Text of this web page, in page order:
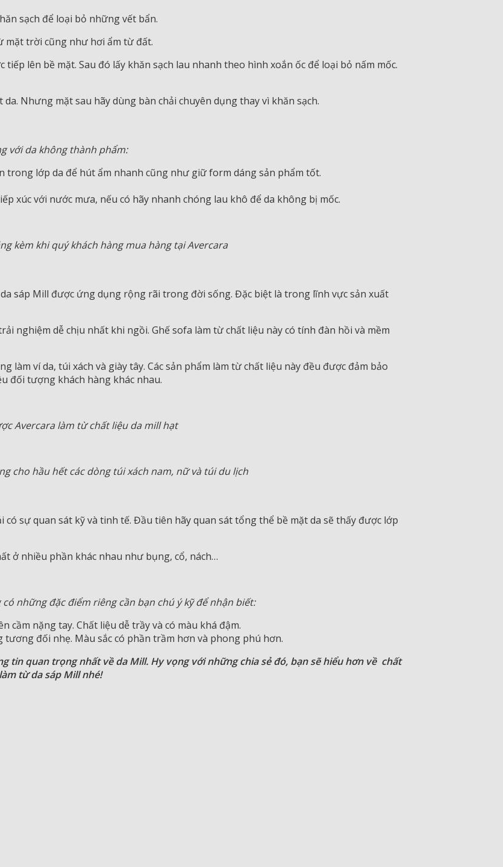
sạch để loại bỏ những vết bẩn.
mặt trời cũng như hơi ẩm từ đất.
lên bề mặt. Sau đó lấy khăn sạch lau nhanh theo hình xoắn ốc để loại bỏ nấm mốc.
Nhưng mặt sau hãy dùng bàn chải chuyên dụng thay vì khăn sạch.
với da không thành phẩm:
trong lớp da để hút ẩm nhanh cũng như giữ form dáng sản phẩm tốt.
xúc với nước mưa, nếu có hãy nhanh chóng lau khô để da không bị mốc.
kèm khi quý khách hàng mua hàng tại Avercara
sáp Mill được ứng dụng rộng rãi trong đời sống. Đặc biệt là trong lĩnh vực sản xuất
nghiệm dễ chịu nhất khi ngồi. Ghế sofa làm từ chất liệu này có tính đàn hồi và mềm
ví da, túi xách và giày tây. Các sản phẩm làm từ chất liệu này đều được đảm bảo
đối tượng khách hàng khác nhau.
Avercara làm từ chất liệu da mill hạt
cho hầu hết các dòng túi xách nam, nữ và túi du lịch
sự quan sát kỹ và tinh tế. Đầu tiên hãy quan sát tổng thể bề mặt da sẽ thấy được lớp
ở nhiều phần khác nhau như bụng, cổ, nách…
những đặc điểm riêng cần bạn chú ý kỹ để nhận biết:
nặng tay. Chất liệu dễ trầy và có màu khá đậm.
đối nhẹ. Màu sắc có phần trầm hơn và phong phú hơn.
tin quan trọng nhất về da Mill. Hy vọng với những chia sẻ đó, bạn sẽ hiểu hơn về chất
từ da sáp Mill nhé!